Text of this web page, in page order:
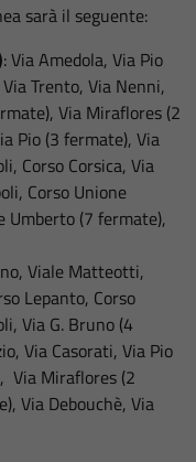
sarà il seguente:
: Via Amedola, Via Pio
Trento, Via Nenni,
Via Miraflores (2
Pio (3 fermate), Via
Corso Corsica, Via
Corso Unione
Umberto (7 fermate),
Viale Matteotti,
Lepanto, Corso
Via G. Bruno (4
Via Casorati, Via Pio
Via Miraflores (2
Via Debouchè, Via